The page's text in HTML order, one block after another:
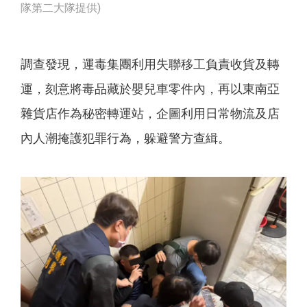
隊第二大隊提供)
調查發現，運毒集團利用失聯移工負責收貨及轉
運，刻意將毒品藏於嬰兒車零件內，再以東南亞
雜貨店作為秘密轉運站，企圖利用日常物流及店
內人潮掩護犯罪行為，躲避警方查緝。